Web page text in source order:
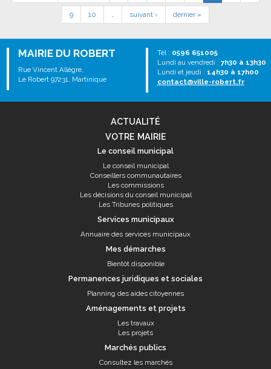
9 10 … suivant › dernier »
MAIRIE DU ROBERT
Rue Vincent Allègre,
Le Robert 97231, Martinique
Tél : 0596 651005
Lundi au vendredi : 7h30 à 13h30
Lundi et jeudi : 14h30 à 17h00
contact@ville-robert.fr
ACTUALITÉ
VOTRE MAIRIE
Le conseil municipal
Le conseil municipal
Conseillers communautaires
Les commissions
Les décisions du conseil municipal
Les Tribunes politiques
Services municipaux
Annuaire des services municipaux
Mes démarches
Bientôt disponible
Permanences juridiques et sociales
Planning des aides citoyennes
Aménagements et projets
Les travaux
Les projets
Marchés publics
Consultez les marchés